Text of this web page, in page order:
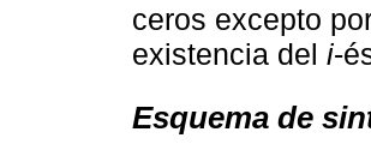
ceros excepto
existencia del i-
Esquema de